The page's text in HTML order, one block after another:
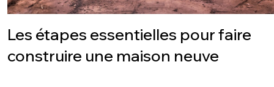
Les étapes essentielles pour faire
construire une maison neuve